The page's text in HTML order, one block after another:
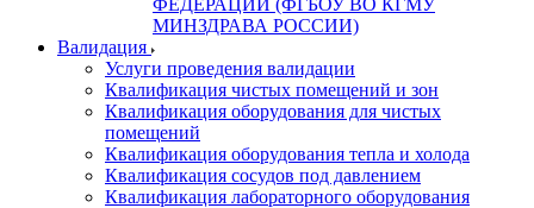
ФЕДЕРАЦИИ (ФГБОУ ВО КГМУ
МИНЗДРАВА РОССИИ)
Валидация
Услуги проведения валидации
Квалификация чистых помещений и зон
Квалификация оборудования для чистых
помещений
Квалификация оборудования тепла и холода
Квалификация сосудов под давлением
Квалификация лабораторного оборудования